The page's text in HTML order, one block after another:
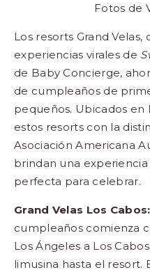
Fotos de
Los resorts Grand Velas,
experiencias virales de
de Baby Concierge,
de cumpleaños de
pequeños. Ubicados en
estos resorts con la
Asociación Americana
brindan una
perfecta para celebrar.
Grand Velas Los Cabos:
cumpleaños comienza
Los Ángeles a Los
limusina hasta el resort.